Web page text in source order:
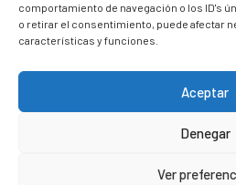
comportamiento de navegación o los ID's
o retirar el consentimiento, puede afectar
características y funciones.
Aceptar
Denegar
Ver